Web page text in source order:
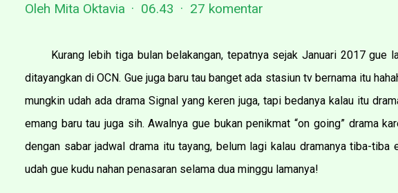
Oleh Mita Oktavia 06.43 27 komentar
Kurang lebih tiga bulan belakangan, tepatnya sejak Januari 2017 gue
ditayangkan di OCN. Gue juga baru tau banget ada stasiun tv bernama itu
mungkin udah ada drama Signal yang keren juga, tapi bedanya kalau itu
emang baru tau juga sih. Awalnya gue bukan penikmat “on going” drama
dengan sabar jadwal drama itu tayang, belum lagi kalau dramanya tiba-
udah gue kudu nahan penasaran selama dua minggu lamanya!